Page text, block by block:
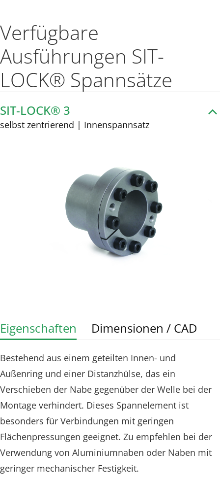
Verfügbare
Ausführungen SIT-
LOCK® Spannsätze
SIT-LOCK® 3
selbst zentrierend | Innenspannsatz
Eigenschaften Dimensionen / CAD
Bestehend aus einem geteilten Innen- und
Außenring und einer Distanzhülse, das ein
Verschieben der Nabe gegenüber der Welle bei der
Montage verhindert. Dieses Spannelement ist
besonders für Verbindungen mit geringen
Flächenpressungen geeignet. Zu empfehlen bei der
Verwendung von Aluminiumnaben oder Naben mit
geringer mechanischer Festigkeit.